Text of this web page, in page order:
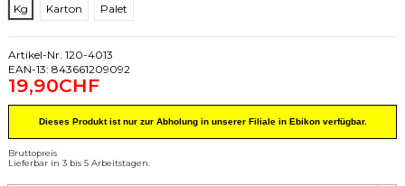
Kg
Karton Palet
Artikel-Nr. 120-4013
EAN-13: 843661209092
19,90CHF
Dieses Produkt ist nur zur Abholung in unserer Filiale in Ebikon verfügbar.
Bruttopreis
Lieferbar in 3 bis 5 Arbeitstagen.